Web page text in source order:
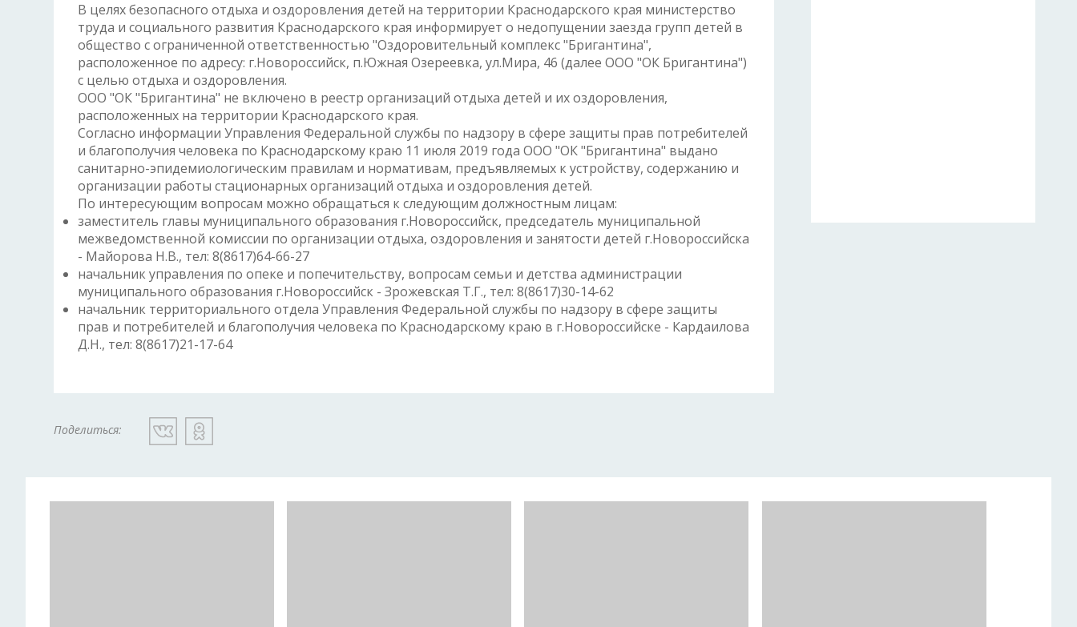
В целях безопасного отдыха и оздоровления детей на территории Краснодарского края министерство
труда и социального развития Краснодарского края информирует о недопущении заезда групп детей в
общество с ограниченной ответственностью "Оздоровительный комплекс "Бригантина",
расположенное по адресу: г.Новороссийск, п.Южная Озереевка, ул.Мира, 46 (далее ООО "ОК Бригантина")
с целью отдыха и оздоровления.
ООО "ОК "Бригантина" не включено в реестр организаций отдыха детей и их оздоровления,
расположенных на территории Краснодарского края.
Согласно информации Управления Федеральной службы по надзору в сфере защиты прав потребителей
и благополучия человека по Краснодарскому краю 11 июля 2019 года ООО "ОК "Бригантина" выдано
санитарно-эпидемиологическим правилам и нормативам, предъявляемых к устройству, содержанию и
организации работы стационарных организаций отдыха и оздоровления детей.
По интересующим вопросам можно обращаться к следующим должностным лицам:
заместитель главы муниципального образования г.Новороссийск, председатель муниципальной
межведомственной комиссии по организации отдыха, оздоровления и занятости детей г.Новороссийска
- Майорова Н.В., тел: 8(8617)64-66-27
начальник управления по опеке и попечительству, вопросам семьи и детства администрации
муниципального образования г.Новороссийск - Зрожевская Т.Г., тел: 8(8617)30-14-62
начальник территориального отдела Управления Федеральной службы по надзору в сфере защиты
прав и потребителей и благополучия человека по Краснодарскому краю в г.Новороссийске - Кардаилова
Д.Н., тел: 8(8617)21-17-64
Поделиться: